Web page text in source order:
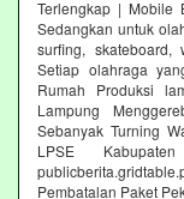
Terlengkap | Mobile
Sedangkan untuk
surfing,
Setiap olahraga
Rumah Produksi
Lampung
Sebanyak Turning
LPSE
Pembatalan Paket